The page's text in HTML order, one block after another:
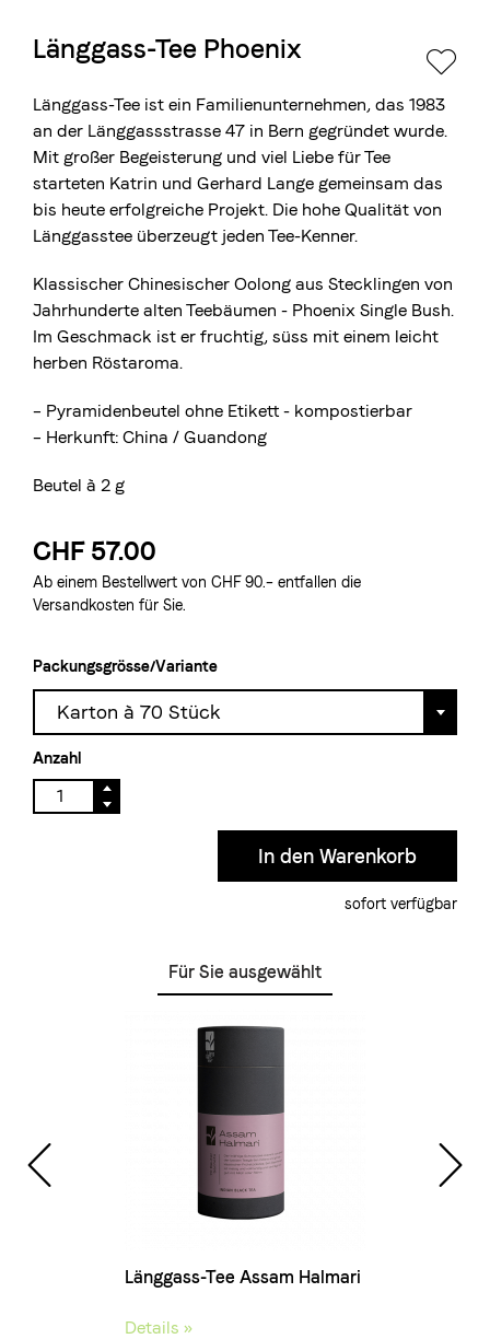
Die Berner Rösterei
Rösterei Kaffee und Bar
Blaser Trading
© 2026 Blasercafé AG EN
Länggass-Tee Phoenix
Länggass-Tee ist ein Familienunternehmen, das 1983
an der Länggassstrasse 47 in Bern gegründet wurde.
Mit großer Begeisterung und viel Liebe für Tee
starteten Katrin und Gerhard Lange gemeinsam das
bis heute erfolgreiche Projekt. Die hohe Qualität von
Länggasstee überzeugt jeden Tee-Kenner.
Klassischer Chinesischer Oolong aus Stecklingen von
Jahrhunderte alten Teebäumen - Phoenix Single Bush.
Im Geschmack ist er fruchtig, süss mit einem leicht
herben Röstaroma.
– Pyramidenbeutel ohne Etikett - kompostierbar
– Herkunft: China / Guandong
Beutel à 2 g
CHF 57.00
Ab einem Bestellwert von CHF 90.– entfallen die
Versandkosten für Sie.
Packungsgrösse/Variante
Karton à 70 Stück
Anzahl
sofort verfügbar
Für Sie ausgewählt
Länggass-Tee Assam Halmari
Details »